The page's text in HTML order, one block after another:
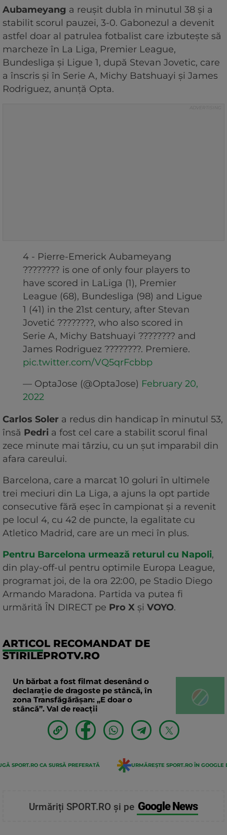
Aubameyang a reușit dubla în minutul 38 și a
stabilit scorul pauzei, 3-0. Gabonezul a devenit
astfel doar al patrulea fotbalist care izbutește să
marcheze în La Liga, Premier League,
Bundesliga și Ligue 1, după Stevan Jovetic, care
a înscris și în Serie A, Michy Batshuayi și James
Rodriguez, anunță Opta.
4 - Pierre-Emerick Aubameyang
???????? is one of only four players to
have scored in LaLiga (1), Premier
League (68), Bundesliga (98) and Ligue
1 (41) in the 21st century, after Stevan
Jovetić ????????, who also scored in
Serie A, Michy Batshuayi ???????? and
James Rodriguez ????????. Premiere.
pic.twitter.com/VQ5qrFcbbp
— OptaJose (@OptaJose) February 20,
2022
Carlos Soler a redus din handicap în minutul 53,
însă Pedri a fost cel care a stabilit scorul final
zece minute mai târziu, cu un șut imparabil din
afara careului.
Barcelona, care a marcat 10 goluri în ultimele
trei meciuri din La Liga, a ajuns la opt partide
consecutive fără eșec în campionat și a revenit
pe locul 4, cu 42 de puncte, la egalitate cu
Atletico Madrid, care are un meci în plus.
Pentru Barcelona urmează returul cu Napoli,
din play-off-ul pentru optimile Europa League,
programat joi, de la ora 22:00, pe Stadio Diego
Armando Maradona. Partida va putea fi
urmărită ÎN DIRECT pe Pro X și VOYO.
ARTICOL RECOMANDAT DE
STIRILEPROTV.RO
Un bărbat a fost filmat desenând o
declaraţie de dragoste pe stâncă, în
zona Transfăgărăşan: „E doar o
stâncă”. Val de reacții
SPORT.RO CA SURSĂ PREFERATĂ URMĂREȘTE SPORT.RO ÎN GOOGLE
Urmăriți SPORT.RO și pe Google News